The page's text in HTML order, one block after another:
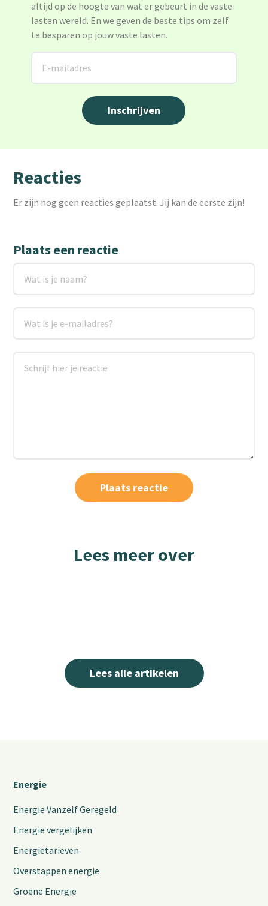
altijd op de hoogte van wat er gebeurt in de vaste
lasten wereld. En we geven de beste tips om zelf
te besparen op jouw vaste lasten.
Reacties
Er zijn nog geen reacties geplaatst. Jij kan de eerste zijn!
Plaats een reactie
Lees meer over
Lees alle artikelen
Energie
Energie Vanzelf Geregeld
Energie vergelijken
Energietarieven
Overstappen energie
Groene Energie